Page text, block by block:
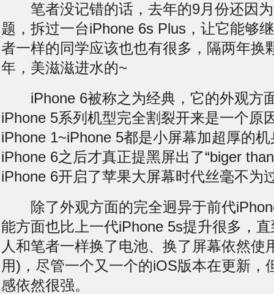
笔者没记错的话，去年的9月份还因为
题，拆过一台iPhone 6s Plus，让它能够
者一样的同学应该也也有很多，隔两年换
年，美滋滋进水的~
iPhone 6被称之为经典，它的外观方
iPhone 5系列机型完全割裂开来是一个原
iPhone 1~iPhone 5都是小屏幕加超厚的
iPhone 6之后才真正提黑屏出了“biger
iPhone 6开启了苹果大屏幕时代丝毫不为
除了外观方面的完全迥异于前代
能方面也比上一代iPhone 5s提升很多，
人和笔者一样换了电池、换了屏幕依然使
用)，尽管一个又一个的iOS版本在更新，
感依然很强。